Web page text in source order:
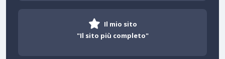
Il mio sito
"Il sito più completo"